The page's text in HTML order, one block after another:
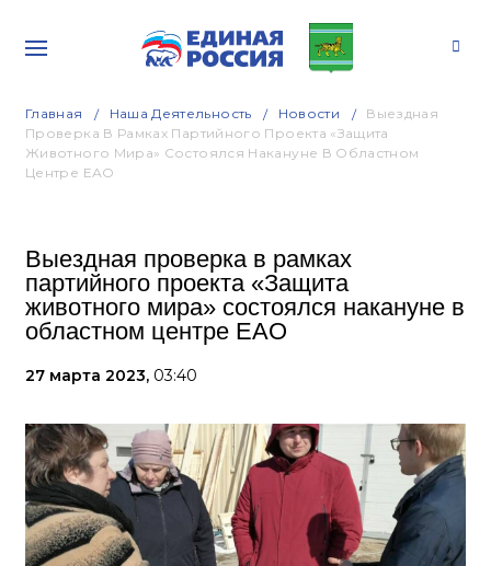
Главная Наша Деятельность Новости
Выездная
Проверка В Рамках Партийного Проекта «Защита
Животного Мира» Состоялся Накануне В Областном
Центре ЕАО
Выездная проверка в рамках
партийного проекта «Защита
животного мира» состоялся накануне в
областном центре ЕАО
27 марта 2023, 03:40